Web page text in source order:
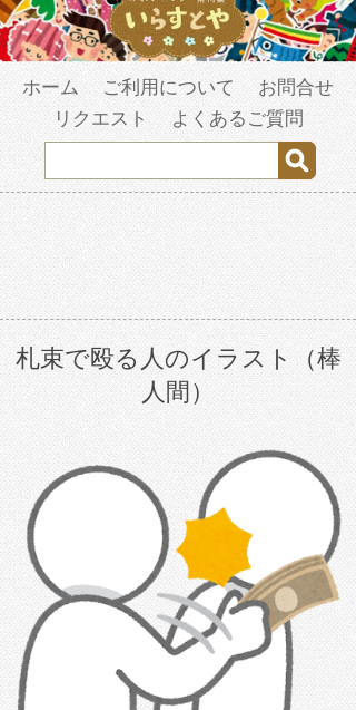
ホーム ご利用について
お問合せ
リクエスト
よくあるご質問
札束で殴る人のイラスト（棒
人間）